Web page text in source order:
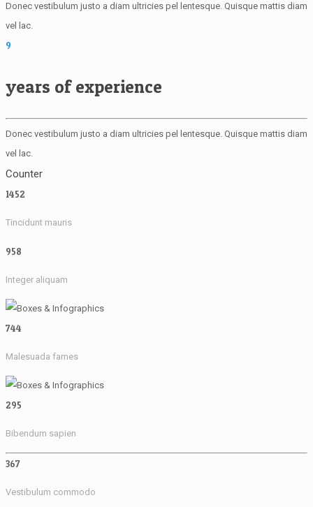
Donec vestibulum justo a diam ultricies pel lentesque. Quisque mattis diam
vel lac.
9
years of experience
Donec vestibulum justo a diam ultricies pel lentesque. Quisque mattis diam
vel lac.
Counter
1452
Tincidunt mauris
958
Integer aliquam
744
Malesuada fames
295
Bibendum sapien
367
Vestibulum commodo